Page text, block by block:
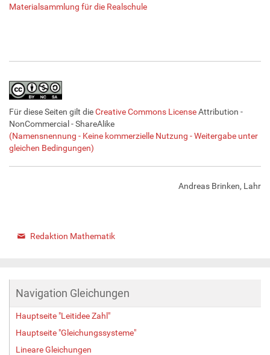
Materialsammlung für die Realschule
Für diese Seiten gilt dieCreative Commons LicenseAttribution -
NonCommercial - ShareAlike
(Namensnennung - Keine kommerzielle Nutzung - Weitergabe unter
gleichen Bedingungen)
Andreas Brinken, Lahr
Redaktion Mathematik
Navigation Gleichungen
Hauptseite "Leitidee Zahl"
Hauptseite "Gleichungssysteme"
Lineare Gleichungen